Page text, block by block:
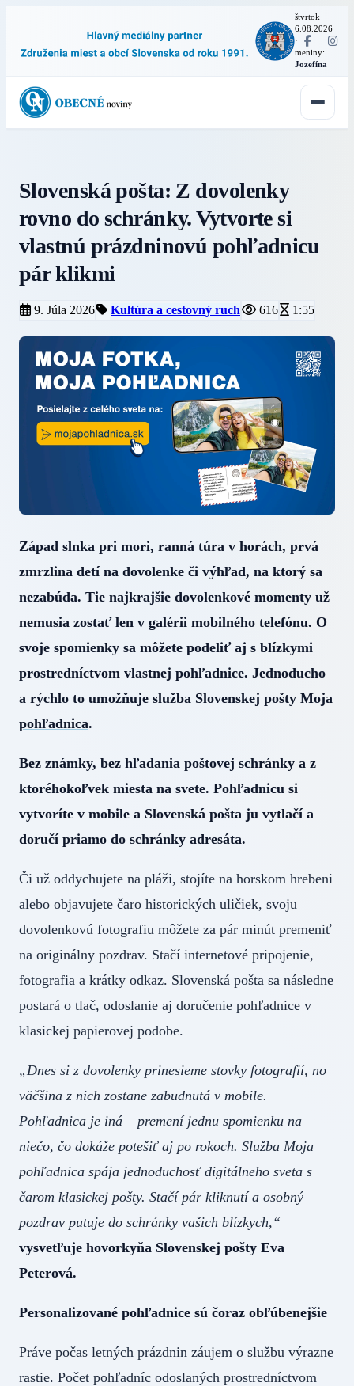
štvrtok
6.08.2026
·
meniny:
Jozefína
Slovenská pošta: Z dovolenky
rovno do schránky. Vytvorte si
vlastnú prázdninovú pohľadnicu
pár klikmi
9. Júla 2026 Kultúra a cestovný ruch 616 1:55
Západ slnka pri mori, ranná túra v horách, prvá
zmrzlina detí na dovolenke či výhľad, na ktorý sa
nezabúda. Tie najkrajšie dovolenkové momenty už
nemusia zostať len v galérii mobilného telefónu. O
svoje spomienky sa môžete podeliť aj s blízkymi
prostredníctvom vlastnej pohľadnice. Jednoducho
a rýchlo to umožňuje služba Slovenskej pošty Moja
pohľadnica.
Bez známky, bez hľadania poštovej schránky a z
ktoréhokoľvek miesta na svete. Pohľadnicu si
vytvoríte v mobile a Slovenská pošta ju vytlačí a
doručí priamo do schránky adresáta.
Či už oddychujete na pláži, stojíte na horskom hrebeni
alebo objavujete čaro historických uličiek, svoju
dovolenkovú fotografiu môžete za pár minút premeniť
na originálny pozdrav. Stačí internetové pripojenie,
fotografia a krátky odkaz. Slovenská pošta sa následne
postará o tlač, odoslanie aj doručenie pohľadnice v
klasickej papierovej podobe.
„Dnes si z dovolenky prinesieme stovky fotografií, no
väčšina z nich zostane zabudnutá v mobile.
Pohľadnica je iná – premení jednu spomienku na
niečo, čo dokáže potešiť aj po rokoch. Služba Moja
pohľadnica spája jednoduchosť digitálneho sveta s
čarom klasickej pošty. Stačí pár kliknutí a osobný
pozdrav putuje do schránky vašich blízkych,“
vysvetľuje hovorkyňa Slovenskej pošty Eva
Peterová.
Personalizované pohľadnice sú čoraz obľúbenejšie
Práve počas letných prázdnin záujem o službu výrazne
rastie. Počet pohľadníc odoslaných prostredníctvom